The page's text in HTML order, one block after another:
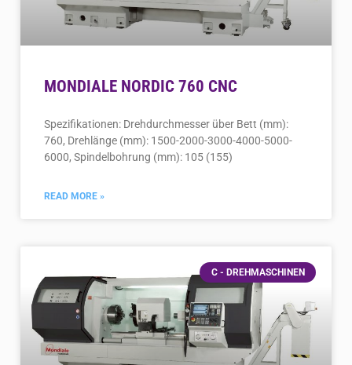
MONDIALE NORDIC 760 CNC
Spezifikationen: Drehdurchmesser über Bett (mm):
760, Drehlänge (mm): 1500-2000-3000-4000-5000-
6000, Spindelbohrung (mm): 105 (155)
READ MORE »
C - DREHMASCHINEN